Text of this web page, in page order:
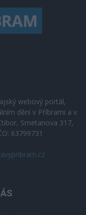
webový portál,
dění v Příbrami a v
Smetanova 317,
63799731